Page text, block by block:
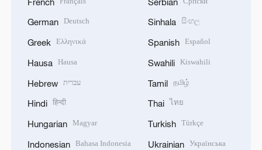
German Deutsch
Greek Ελληνικά
Hausa Hausa
Hebrew עברית
Hindi हिन्दी
Hungarian Magyar
Indonesian Bahasa Indonesia
Sinhala සිංහල
Spanish Español
Swahili Kiswahili
Tamil தமிழ்
Thai ไทย
Turkish Türkçe
Ukrainian Українська